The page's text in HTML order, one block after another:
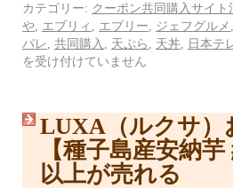
カテゴリー: クーポン共同購入サイト
や エブリィ エブリー ジェフグルメ
パレ
共同購入 天ぷら 天丼 日本テ
を受け付けていません
LUXA（ルクサ）
【種子島産安納
以上が売れる